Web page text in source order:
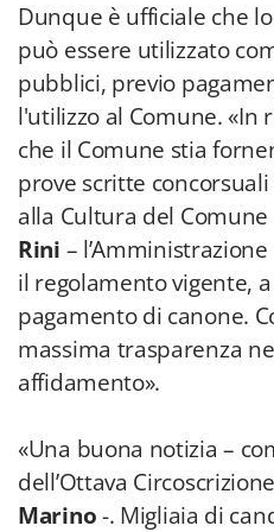
Dunque è ufficiale che
può essere utilizzato
pubblici, previo
l'utilizzo al Comune. «In
che il Comune stia
prove scritte concorsuali
alla Cultura del
Rini –
il regolamento vigente,
pagamento di canone.
massima trasparenza
affidamento».
«Una buona notizia –
dell’Ottava
Marino-. Migliaia di